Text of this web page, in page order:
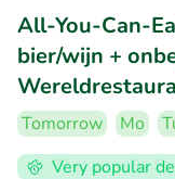
All-You-Can-
bier/wijn +
Tomorrow Mo
Very popular